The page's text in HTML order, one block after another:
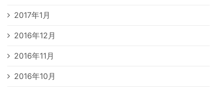
2017年1月
2016年12月
2016年11月
2016年10月